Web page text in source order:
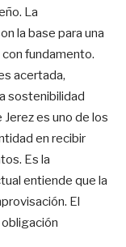
La
la base para una
fundamento.
acertada,
sostenibilidad
es uno de los
en recibir
Es la
entiende que la
El